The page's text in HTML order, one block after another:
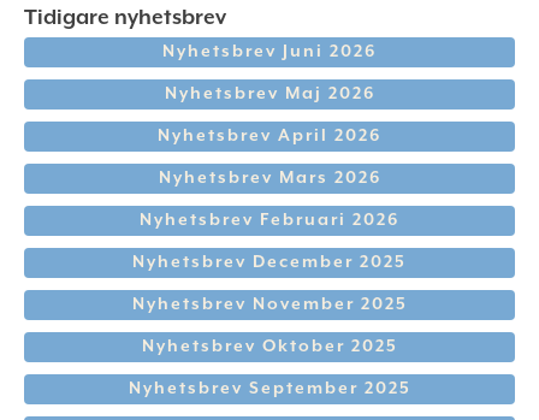
Tidigare nyhetsbrev
Nyhetsbrev Juni 2026
Nyhetsbrev Maj 2026
Nyhetsbrev April 2026
Nyhetsbrev Mars 2026
Nyhetsbrev Februari 2026
Nyhetsbrev December 2025
Nyhetsbrev November 2025
Nyhetsbrev Oktober 2025
Nyhetsbrev September 2025